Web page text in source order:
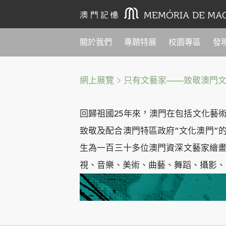
關於我們 專題特展 校園專區 發
網上展覽 只有文藝家——致敬澳門
回歸祖國25年來，澳門在包括文化藝
致敬及配合澳門特區政府“文化澳門”
生為一百三十多位澳門資深文藝家繪
視、音樂、美術、曲藝、舞蹈、攝影